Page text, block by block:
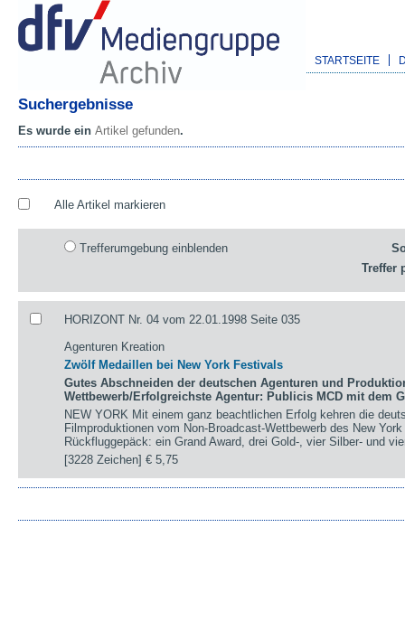
STARTSEITE
Suchergebnisse
Es wurde ein Artikel gefunden.
Alle Artikel markieren
Trefferumgebung einblenden
Treffer
HORIZONT Nr. 04 vom 22.01.1998 Seite 035
Agenturen Kreation
Zwölf Medaillen bei New York Festivals
Gutes Abschneiden der deutschen Agenturen und
Wettbewerb/Erfolgreichste Agentur: Publicis MCD mit dem
NEW YORK Mit einem ganz beachtlichen Erfolg kehren die
Filmproduktionen vom Non-Broadcast-Wettbewerb des New
Rückfluggepäck: ein Grand Award, drei Gold-, vier Silber- und
[3228 Zeichen]€ 5,75